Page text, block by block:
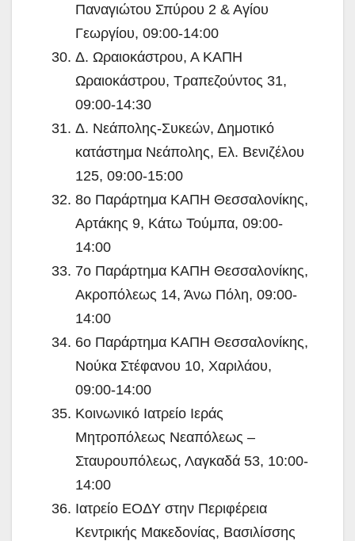
Παναγιώτου Σπύρου 2 & Αγίου
Γεωργίου, 09:00-14:00
Δ. Ωραιοκάστρου, Α ΚΑΠΗ
Ωραιοκάστρου, Τραπεζούντος 31,
09:00-14:30
Δ. Νεάπολης-Συκεών, Δημοτικό
κατάστημα Νεάπολης, Ελ. Βενιζέλου
125, 09:00-15:00
8ο Παράρτημα ΚΑΠΗ Θεσσαλονίκης,
Αρτάκης 9, Κάτω Τούμπα, 09:00-
14:00
7ο Παράρτημα ΚΑΠΗ Θεσσαλονίκης,
Ακροπόλεως 14, Άνω Πόλη, 09:00-
14:00
6ο Παράρτημα ΚΑΠΗ Θεσσαλονίκης,
Νούκα Στέφανου 10, Χαριλάου,
09:00-14:00
Κοινωνικό Ιατρείο Ιεράς
Μητροπόλεως Νεαπόλεως –
Σταυρουπόλεως, Λαγκαδά 53, 10:00-
14:00
Ιατρείο ΕΟΔΥ στην Περιφέρεια
Κεντρικής Μακεδονίας, Βασιλίσσης